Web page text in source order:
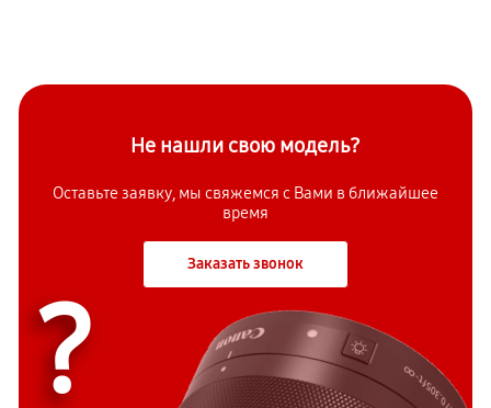
Не нашли свою модель?
Оставьте заявку, мы свяжемся с Вами в ближайшее
время
Заказать звонок
?